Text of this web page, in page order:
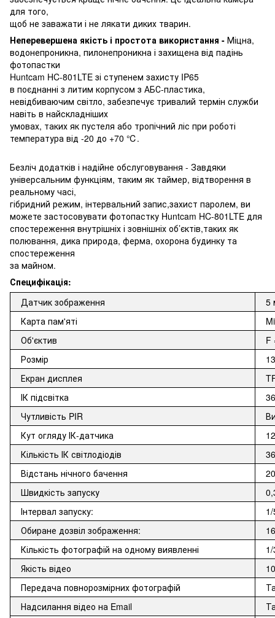
для того,
щоб не заважати і не лякати диких тварин.
Неперевершена якість і простота використання - Міцна,
водонепроникна, пилонепроникна і захищена від падінь
фотопастки
Huntcam HC-801LTE зі ступенем захисту IP65
в поєднанні з литим корпусом з АБС-пластика,
невідбиваючим світло, забезпечує тривалий термін служби
навіть в найскладніших
умовах, таких як пустеля або тропічний ліс при роботі
температура від -20 до +70 ℃.
Безліч додатків і надійне обслуговування - Завдяки
універсальним функціям, таким як таймер, відтворення в
реальному часі,
гібридний режим, інтервальний запис,захист паролем, ви
можете застосовувати фотопастку Huntcam HC-801LTE для
спостереження внутрішніх і зовнішніх об’єктів,таких як
полювання, дика природа, ферма, охорона будинку та
спостереження
за майном.
Специфікація:
Датчик зображення
5
Карта пам'яті
Об'єктив
F
Розмір
Екран дисплея
ІК підсвітка
Чутливість PIR
Кут огляду ІК-датчика
Кількість ІК світлодіодів
Відстань нічного бачення
Швидкість запуску
Інтервал запуску:
Обиране дозвіл зображення:
Кількість фотографій на одному виявленні
Якість відео
Передача повнорозмірних фотографій
Надсилання відео на Email